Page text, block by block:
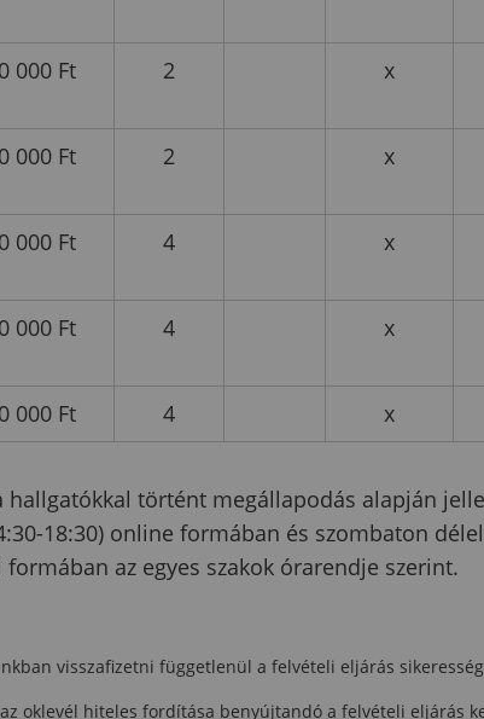
000 Ft 2 x
000 Ft 2 x
000 Ft 4 x
000 Ft 4 x
000 Ft 4 x
hallgatókkal történt megállapodás alapján
18:30) online formában és szombaton
az egyes szakok órarendje szerint.
visszafizetni függetlenül a felvételi eljárás
oklevél hiteles fordítása benyújtandó a felvételi eljárás